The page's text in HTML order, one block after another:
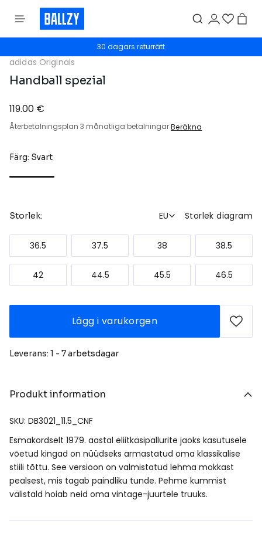
30 dagars returrätt
adidas Originals
Handball spezial
119.00 €
Återbetalningsplan 3 månatliga betalningarBeräkna
Färg: Svart
Storlek: EU Storlek diagram
36.5 37.5 38 38.5
42 44.5 45.5 46.5
Lägg i varukorgen
Leverans: 1 - 7 arbetsdagar
Produkt information
SKU: DB3021_11.5_CNF
Esmakordselt 1979. aastal eliitkäsipallurite jaoks kasutusele
võetud kingad on nüüdseks armastatud oma klassikalise
stiili tõttu. See versioon on valmistatud lehma mokkast
pealsest, mis tagab paindliku tunde. Pehme kummist
välistald hoiab neid oma vintage-juurtele truuks.